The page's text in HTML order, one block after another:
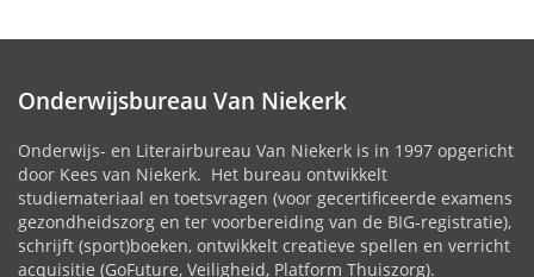
Onderwijsbureau Van Niekerk
Onderwijs- en Literairbureau Van Niekerk is in 1997 opgericht
door Kees van Niekerk. Het bureau ontwikkelt
studiemateriaal en toetsvragen (voor gecertificeerde examens
gezondheidszorg en ter voorbereiding van de BIG-registratie),
schrijft (sport)boeken, ontwikkelt creatieve spellen en verricht
acquisitie (GoFuture, Veiligheid, Platform Thuiszorg).